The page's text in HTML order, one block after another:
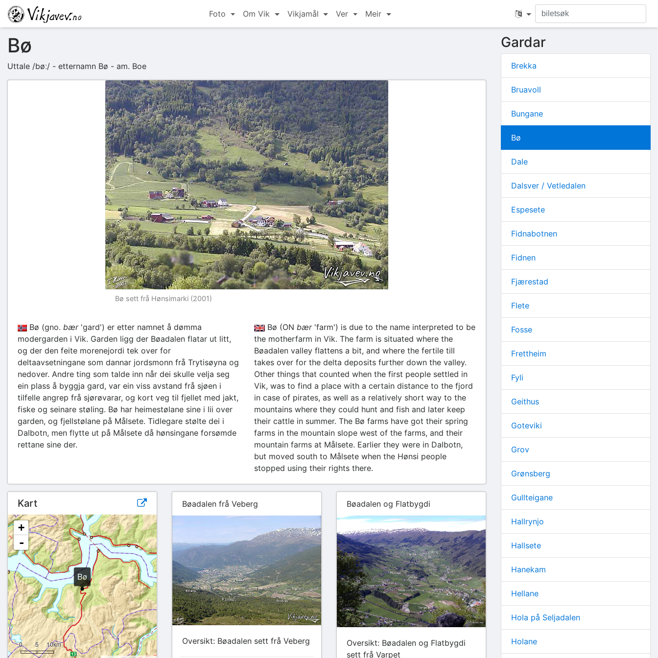
Foto Om Vik Vikjamål Ver Meir
Bø
Uttale /bøː/ - etternamn Bø - am. Boe
Bø sett frå Hønsimarki (2001)
Bø (gno. bær'gard') er etter namnet å dømma
modergarden i Vik. Garden ligg der Bøadalen flatar ut litt,
og der den feite morenejordi tek over for
deltaavsetningane som dannar jordsmonn frå Trytisøyna og
nedover. Andre ting som talde inn når dei skulle velja seg
ein plass å byggja gard, var ein viss avstand frå sjøen i
tilfelle angrep frå sjørøvarar, og kort veg til fjellet med jakt,
fiske og seinare støling. Bø har heimestølane sine i lii over
garden, og fjellstølane på Målsete. Tidlegare stølte dei i
Dalbotn, men flytte ut på Målsete då hønsingane forsømde
rettane sine der.
Bø (ON bær'farm') is due to the name interpreted to be
the motherfarm in Vik. The farm is situated where the
Bøadalen valley flattens a bit, and where the fertile till
takes over for the delta deposits further down the valley.
Other things that counted when the first people settled in
Vik, was to find a place with a certain distance to the fjord
in case of pirates, as well as a relatively short way to the
mountains where they could hunt and fish and later keep
their cattle in summer. The Bø farms have got their spring
farms in the mountain slope west of the farms, and their
mountain farms at Målsete. Earlier they were in Dalbotn,
but moved south to Målsete when the Hønsi people
stopped using their rights there.
Kart
Bø
+
-
5
0 10km
Bøadalen frå Veberg
Oversikt: Bøadalen sett frå Veberg
Bøadalen og Flatbygdi
Oversikt: Bøadalen og Flatbygdi
sett frå Varpet
Gardar
Brekka
Bruavoll
Bungane
Bø
Dale
Dalsver / Vetledalen
Espesete
Fidnabotnen
Fidnen
Fjærestad
Flete
Fosse
Frettheim
Fyli
Geithus
Goteviki
Grov
Grønsberg
Gullteigane
Hallrynjo
Hallsete
Hanekam
Hellane
Hola på Seljadalen
Holane